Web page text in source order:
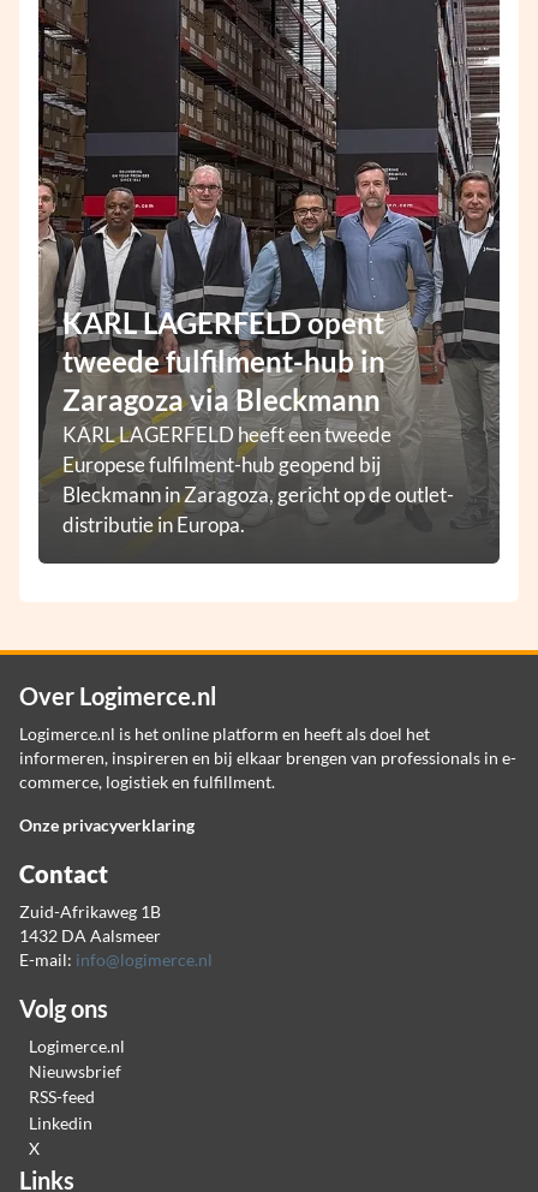
KARL LAGERFELD opent
tweede fulfilment-hub in
Zaragoza via Bleckmann
KARL LAGERFELD heeft een tweede
Europese fulfilment-hub geopend bij
Bleckmann in Zaragoza, gericht op de outlet-
distributie in Europa.
Over Logimerce.nl
Logimerce.nl is het online platform en heeft als doel het
informeren, inspireren en bij elkaar brengen van professionals in e-
commerce, logistiek en fulfillment.
Onze privacyverklaring
Contact
Zuid-Afrikaweg 1B
1432 DA Aalsmeer
E-mail: info@logimerce.nl
Volg ons
Logimerce.nl
Nieuwsbrief
RSS-feed
Linkedin
X
Links